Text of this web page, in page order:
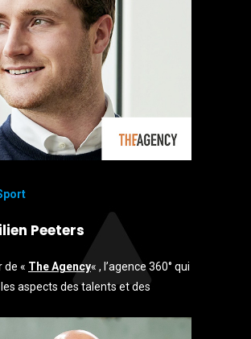
Peeters
de « The Agency« , l’agence 360° qui
aspects des talents et des